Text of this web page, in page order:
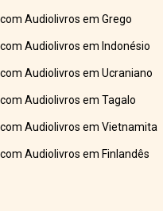
Audiolivros em Grego
Audiolivros em Indonésio
Audiolivros em Ucraniano
Audiolivros em Tagalo
Audiolivros em Vietnamita
Audiolivros em Finlandês